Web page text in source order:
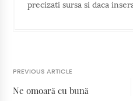
precizati sursa si daca
PREVIOUS ARTICLE
Ne omoară cu bună